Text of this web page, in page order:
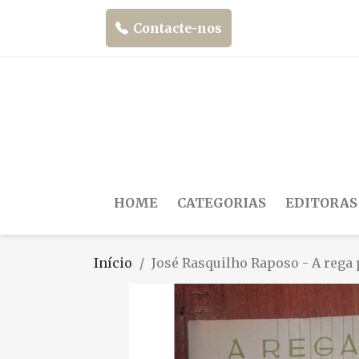
Contacte-nos
HOME CATEGORIAS EDITORAS
Início José Rasquilho Raposo - A